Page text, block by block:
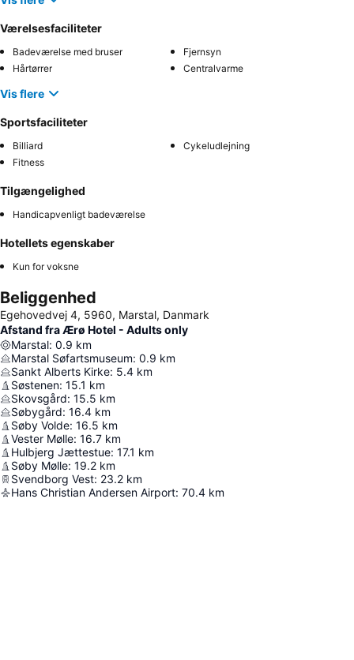
Værelsesfaciliteter
Badeværelse med bruser
Fjernsyn
Hårtørrer
Centralvarme
Vis flere
Sportsfaciliteter
Billiard
Cykeludlejning
Fitness
Tilgængelighed
Handicapvenligt badeværelse
Hotellets egenskaber
Kun for voksne
Beliggenhed
Egehovedvej 4, 5960, Marstal, Danmark
Afstand fra Ærø Hotel - Adults only
Marstal: 0.9 km
Marstal Søfartsmuseum: 0.9 km
Sankt Alberts Kirke: 5.4 km
Søstenen: 15.1 km
Skovsgård: 15.5 km
Søbygård: 16.4 km
Søby Volde: 16.5 km
Vester Mølle: 16.7 km
Hulbjerg Jættestue: 17.1 km
Søby Mølle: 19.2 km
Svendborg Vest: 23.2 km
Hans Christian Andersen Airport: 70.4 km